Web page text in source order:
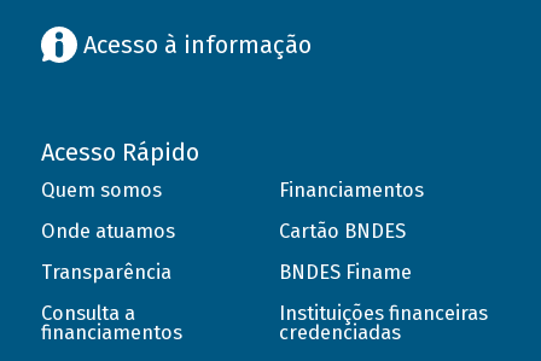
Acesso à informação
Acesso Rápido
Quem somos
Onde atuamos
Transparência
Consulta a
financiamentos
Financiamentos
Cartão BNDES
BNDES Finame
Instituições financeiras
credenciadas